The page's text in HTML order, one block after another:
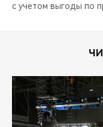
с учетом выгоды по